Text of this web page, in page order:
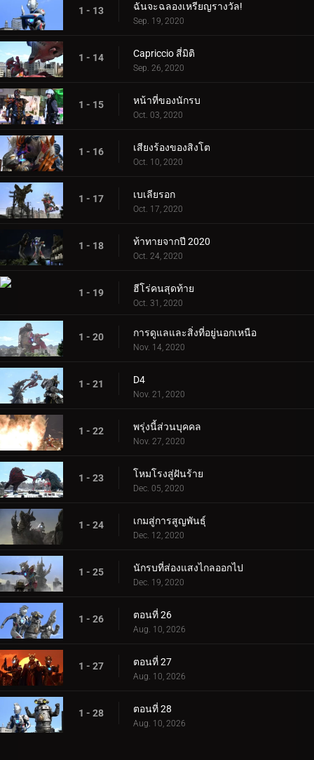
1 - 13 ฉันจะฉลองเหรียญรางวัล!
Sep. 19, 2020
1 - 14 Capriccio สี่มิติ
Sep. 26, 2020
1 - 15 หน้าที่ของนักรบ
Oct. 03, 2020
1 - 16 เสียงร้องของสิงโต
Oct. 10, 2020
1 - 17 เบเลียรอก
Oct. 17, 2020
1 - 18 ท้าทายจากปี 2020
Oct. 24, 2020
1 - 19 ฮีโร่คนสุดท้าย
Oct. 31, 2020
1 - 20 การดูแลและสิ่งที่อยู่นอกเหนือ
Nov. 14, 2020
1 - 21 D4
Nov. 21, 2020
1 - 22 พรุ่งนี้ส่วนบุคคล
Nov. 27, 2020
1 - 23 โหมโรงสู่ฝันร้าย
Dec. 05, 2020
1 - 24 เกมสู่การสูญพันธุ์
Dec. 12, 2020
1 - 25 นักรบที่ส่องแสงไกลออกไป
Dec. 19, 2020
1 - 26 ตอนที่ 26
Aug. 10, 2026
1 - 27 ตอนที่ 27
Aug. 10, 2026
1 - 28 ตอนที่ 28
Aug. 10, 2026